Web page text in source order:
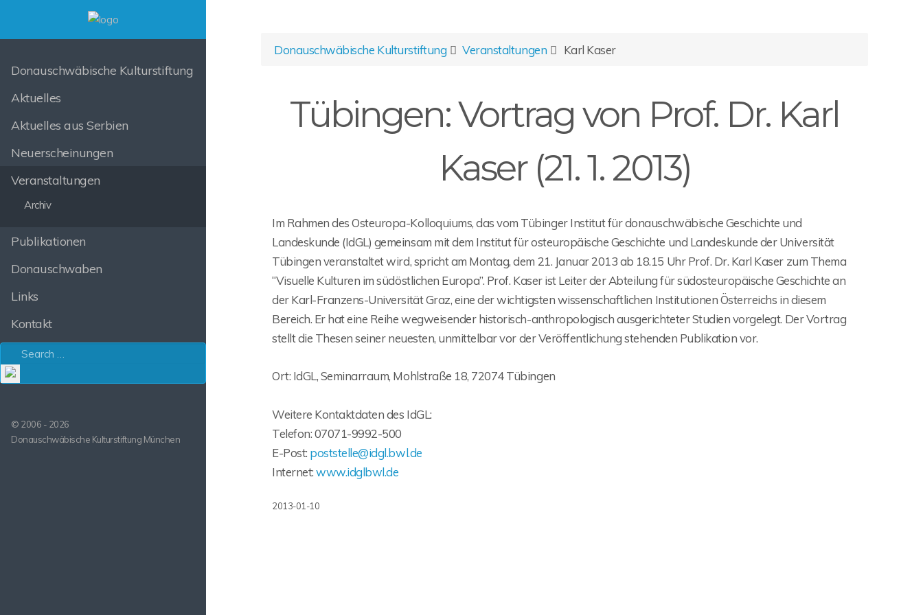
Donauschwäbische Kulturstiftung
Aktuelles
Aktuelles aus Serbien
Neuerscheinungen
Veranstaltungen
Archiv
Publikationen
Donauschwaben
Links
Kontakt
© 2006 - 2026
Donauschwäbische Kulturstiftung München
Donauschwäbische Kulturstiftung Veranstaltungen Karl Kaser
Tübingen: Vortrag von Prof. Dr. Karl
Kaser (21. 1. 2013)
Im Rahmen des Osteuropa-Kolloquiums, das vom Tübinger Institut für donauschwäbische Geschichte und
Landeskunde (IdGL) gemeinsam mit dem Institut für osteuropäische Geschichte und Landeskunde der Universität
Tübingen veranstaltet wird, spricht am Montag, dem 21. Januar 2013 ab 18.15 Uhr Prof. Dr. Karl Kaser zum Thema
“Visuelle Kulturen im südöstlichen Europa”. Prof. Kaser ist Leiter der Abteilung für südosteuropäische Geschichte an
der Karl-Franzens-Universität Graz, eine der wichtigsten wissenschaftlichen Institutionen Österreichs in diesem
Bereich. Er hat eine Reihe wegweisender historisch-anthropologisch ausgerichteter Studien vorgelegt. Der Vortrag
stellt die Thesen seiner neuesten, unmittelbar vor der Veröffentlichung stehenden Publikation vor.
Ort: IdGL, Seminarraum, Mohlstraße 18, 72074 Tübingen
Weitere Kontaktdaten des IdGL:
Telefon: 07071-9992-500
E-Post: poststelle@idgl.bwl.de
Internet:www.idglbwl.de
2013-01-10